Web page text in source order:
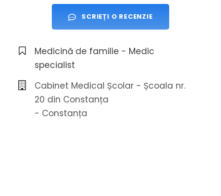
SCRIEȚI O RECENZIE
Medicină de familie - Medic
specialist
Cabinet Medical Școlar - Școala nr.
20 din Constanța
- Constanța